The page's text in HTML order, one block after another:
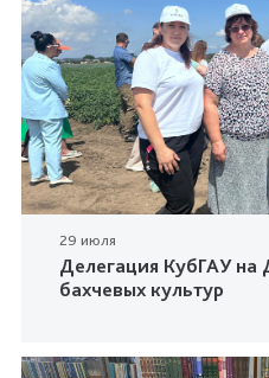
29 июля
Делегация КубГАУ
бахчевых культур